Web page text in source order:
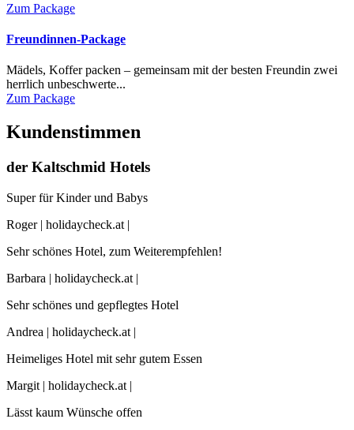
Zum Package
Freundinnen-Package
Mädels, Koffer packen – gemeinsam mit der besten Freundin zwei
herrlich unbeschwerte...
Zum Package
Kundenstimmen
der Kaltschmid Hotels
Super für Kinder und Babys
Roger | holidaycheck.at |
Sehr schönes Hotel, zum Weiterempfehlen!
Barbara | holidaycheck.at |
Sehr schönes und gepflegtes Hotel
Andrea | holidaycheck.at |
Heimeliges Hotel mit sehr gutem Essen
Margit | holidaycheck.at |
Lässt kaum Wünsche offen